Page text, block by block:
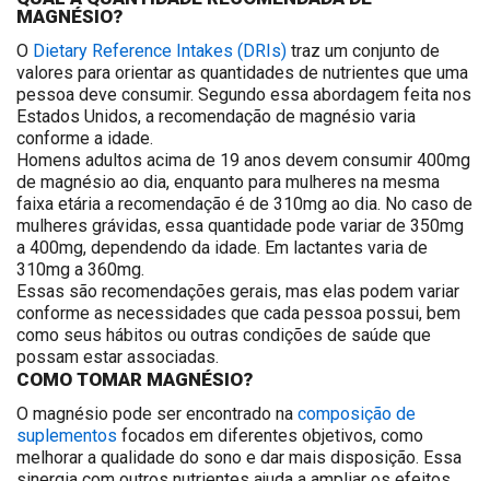
MAGNÉSIO?
O Dietary Reference Intakes (DRIs) traz um conjunto de
valores para orientar as quantidades de nutrientes que uma
pessoa deve consumir. Segundo essa abordagem feita nos
Estados Unidos, a recomendação de magnésio varia
conforme a idade.
Homens adultos acima de 19 anos devem consumir 400mg
de magnésio ao dia, enquanto para mulheres na mesma
faixa etária a recomendação é de 310mg ao dia. No caso de
mulheres grávidas, essa quantidade pode variar de 350mg
a 400mg, dependendo da idade. Em lactantes varia de
310mg a 360mg.
Essas são recomendações gerais, mas elas podem variar
conforme as necessidades que cada pessoa possui, bem
como seus hábitos ou outras condições de saúde que
possam estar associadas.
COMO TOMAR MAGNÉSIO?
O magnésio pode ser encontrado na composição de
suplementos focados em diferentes objetivos, como
melhorar a qualidade do sono e dar mais disposição. Essa